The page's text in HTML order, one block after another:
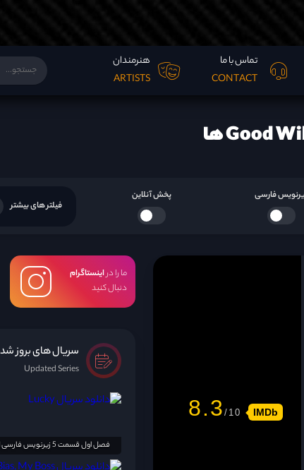
تماس با ما
CONTACT
هنرمندان
ARTISTS
فارسی پخش آنلاین
فیلتر های بیشتر
8.3 IMDb
ما را دراینستاگرام
دنبال کنید
سریال های بروز
Updated Series
فصل اول قسمت 5 زیرنویس فارسی اضافه شد